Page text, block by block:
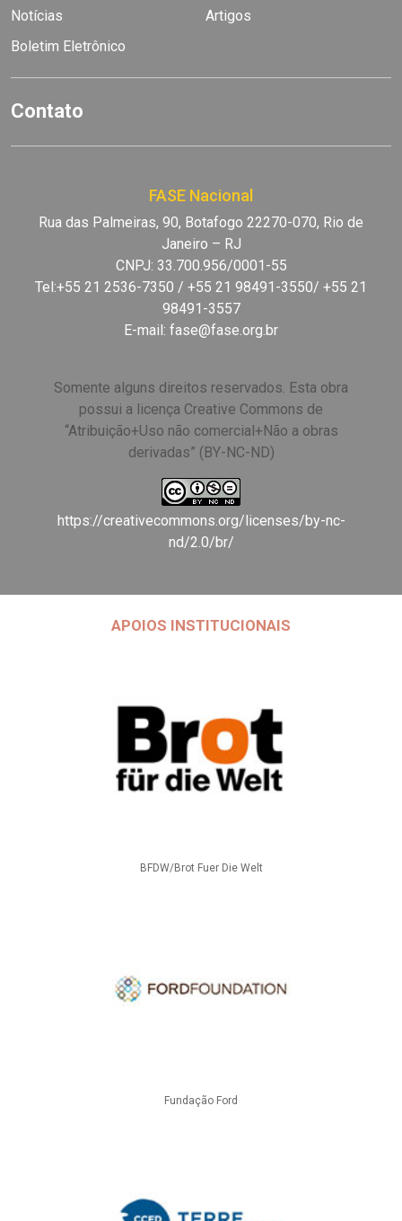
Notícias
Artigos
Boletim Eletrônico
Contato
FASE Nacional
Rua das Palmeiras, 90, Botafogo 22270-070, Rio de
Janeiro – RJ
CNPJ: 33.700.956/0001-55
Tel:+55 21 2536-7350 / +55 21 98491-3550/ +55 21
98491-3557
E-mail: fase@fase.org.br
Somente alguns direitos reservados. Esta obra
possui a licença Creative Commons de
“Atribuição+Uso não comercial+Não a obras
derivadas” (BY-NC-ND)
https://creativecommons.org/licenses/by-nc-
nd/2.0/br/
APOIOS INSTITUCIONAIS
BFDW/Brot Fuer Die Welt
Fundação Ford